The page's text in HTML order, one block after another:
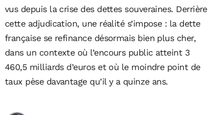
vus depuis la crise des dettes souveraines. Derrière
cette adjudication, une réalité s’impose : la dette
française se refinance désormais bien plus cher,
dans un contexte où l’encours public atteint 3
460,5 milliards d’euros et où le moindre point de
taux pèse davantage qu’il y a quinze ans.